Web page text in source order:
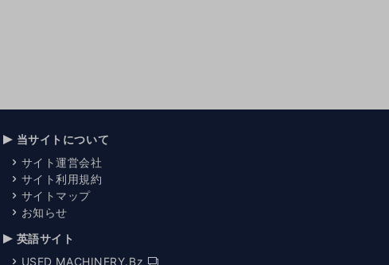
当サイトについて
サイト運営会社
サイト利用規約
サイトマップ
お知らせ
英語サイト
USED MACHINERY.Bz